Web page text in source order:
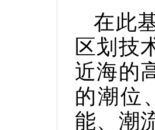
在此
区划技
近海的
的潮位
能、潮